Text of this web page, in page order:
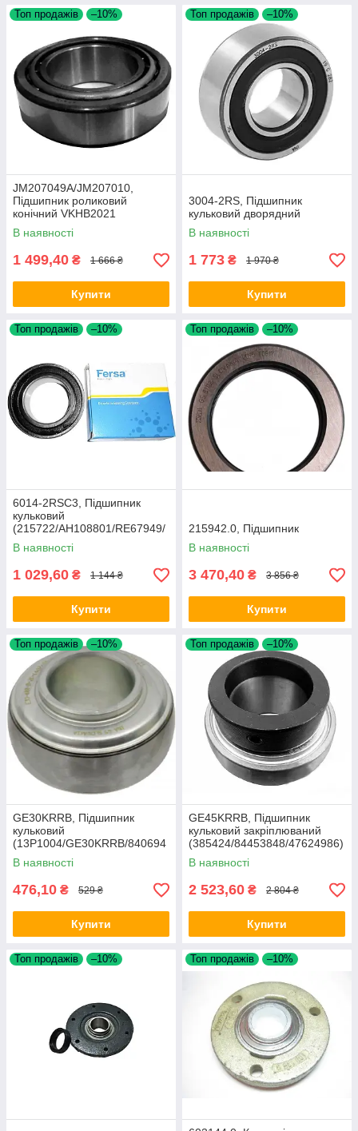
Топ продажів –10%
JM207049A/JM207010,
Підшипник роликовий
конічний VKHB2021
В наявності
1 499,40 ₴ 1 666 ₴
Купити
Топ продажів –10%
3004-2RS, Підшипник
кульковий дворядний
В наявності
1 773 ₴ 1 970 ₴
Купити
Топ продажів –10%
6014-2RSC3, Підшипник
кульковий
(215722/AH108801/RE67949/
JD9437)
В наявності
1 029,60 ₴ 1 144 ₴
Купити
Топ продажів –10%
215942.0, Підшипник
В наявності
3 470,40 ₴ 3 856 ₴
Купити
Топ продажів –10%
GE30KRRB, Підшипник
кульковий
(13P1004/GE30KRRB/840694
40/216329)
В наявності
476,10 ₴ 529 ₴
Купити
Топ продажів –10%
GE45KRRB, Підшипник
кульковий закріплюваний
(385424/84453848/47624986)
В наявності
2 523,60 ₴ 2 804 ₴
Купити
Топ продажів –10% Топ продажів –10%